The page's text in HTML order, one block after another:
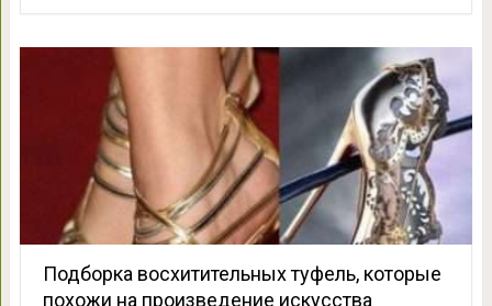
Подборка восхитительных туфель, которые
похожи на произведение искусства